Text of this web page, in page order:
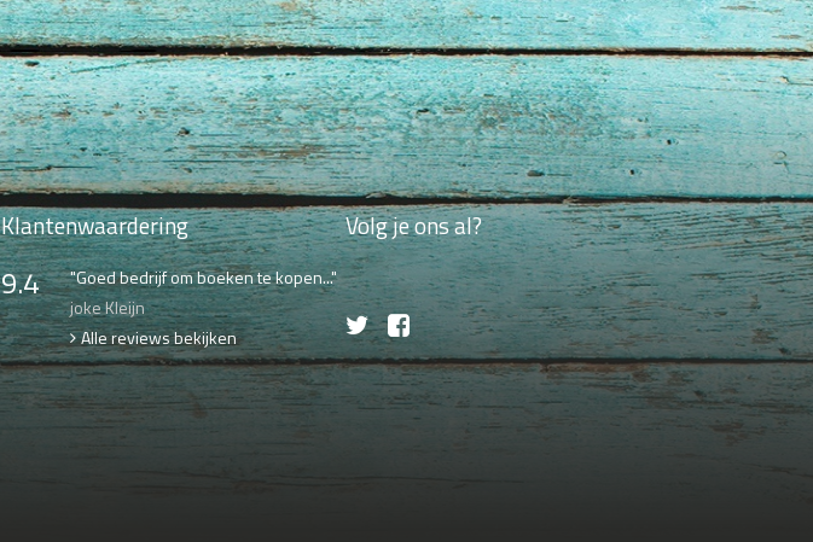
Klantenwaardering
9.4
"Goed bedrijf om boeken te kopen..."
joke Kleijn
Alle reviews bekijken
Volg je ons al?